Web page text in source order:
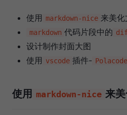
使用 markdown-nice 来美
markdown 代码片段中的
设计制作封面大图
使用 vscode 插件-
使用 markdown-nice 来